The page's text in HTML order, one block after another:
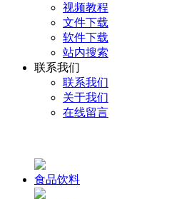
视频教程
文件下载
软件下载
站内搜索
联系我们
联系我们
关于我们
在线留言
食品饮料